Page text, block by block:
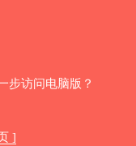
步访问电脑版？
]